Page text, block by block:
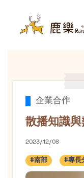
企業合作
散播知識
2023/12/08
#南部 #專長